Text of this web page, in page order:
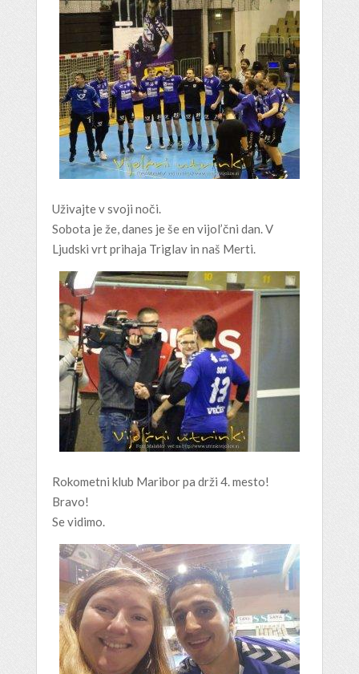
Uživajte v svoji noči.
Sobota je že, danes je še en vijol’čni dan. V
Ljudski vrt prihaja Triglav in naš Merti.
Rokometni klub Maribor pa drži 4. mesto!
Bravo!
Se vidimo.